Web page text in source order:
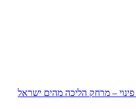
– מרחק הליכה מהים ישראל